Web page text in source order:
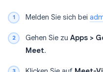
Melden Sie sich bei
Gehen Sie zu Apps >
Meet.